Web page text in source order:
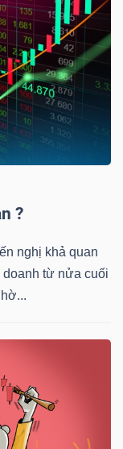
?
nghị khả quan
từ nửa cuối